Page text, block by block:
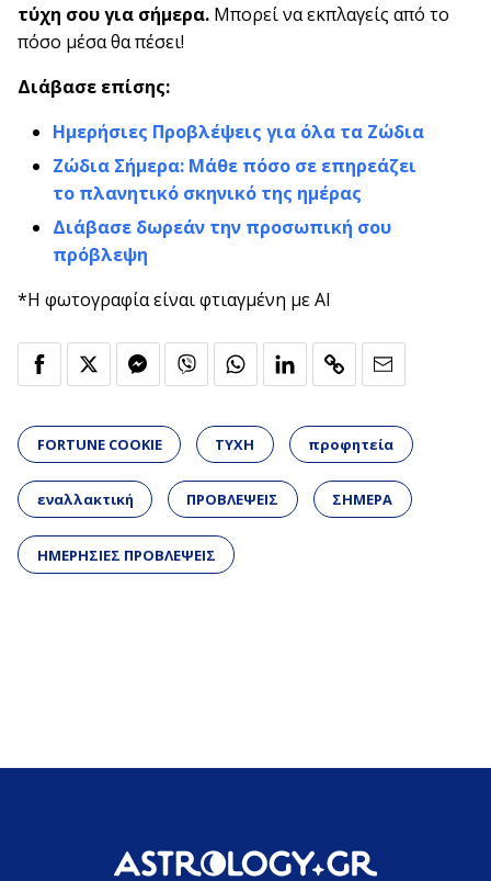
τύχη σου για σήμερα. Μπορεί να εκπλαγείς από το
πόσο μέσα θα πέσει!
Διάβασε επίσης:
Ημερήσιες Προβλέψεις για όλα τα Ζώδια
Ζώδια Σήμερα: Μάθε πόσο σε επηρεάζει
το πλανητικό σκηνικό της ημέρας
Διάβασε δωρεάν την προσωπική σου
πρόβλεψη
*Η φωτογραφία είναι φτιαγμένη με AI
FORTUNE COOKIE ΤΥΧΗ προφητεία
εναλλακτική ΠΡΟΒΛΕΨΕΙΣ ΣΗΜΕΡΑ
ΗΜΕΡΗΣΙΕΣ ΠΡΟΒΛΕΨΕΙΣ